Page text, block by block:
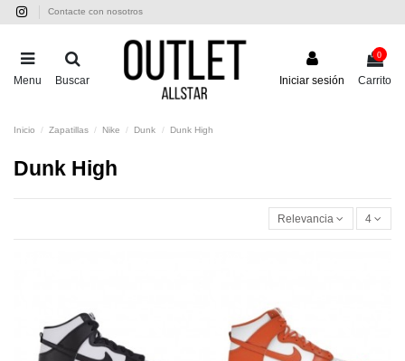
Contacte con nosotros
Menu Buscar Iniciar sesión
0
Carrito
Inicio Zapatillas Nike Dunk Dunk High
Dunk High
Relevancia 4